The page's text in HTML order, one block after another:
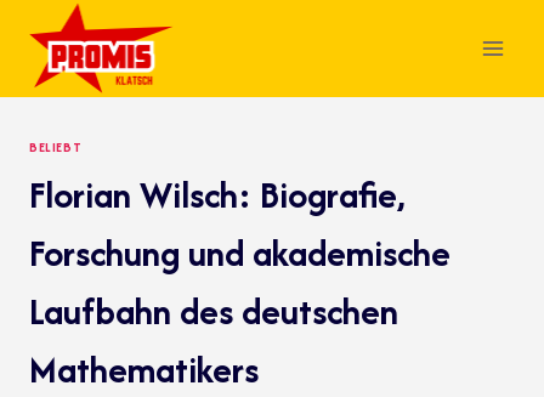
content
BELIEBT
Florian Wilsch: Biografie,
Forschung und akademische
Laufbahn des deutschen
Mathematikers